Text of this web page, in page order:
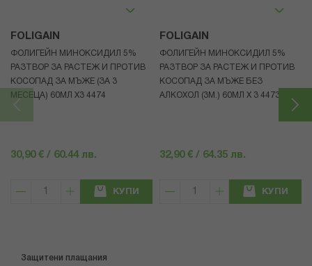
FOLIGAIN
ФОЛИГЕЙН МИНОКСИДИЛ 5%
РАЗТВОР ЗА РАСТЕЖ И ПРОТИВ
КОСОПАД ЗА МЪЖЕ (ЗА 3
МЕСЕЦА) 60МЛ X3 4474
30,90 € / 60.44 лв.
КУПИ
FOLIGAIN
ФОЛИГЕЙН МИНОКСИДИЛ 5%
РАЗТВОР ЗА РАСТЕЖ И ПРОТИВ
КОСОПАД ЗА МЪЖЕ БЕЗ
АЛКОХОЛ (3М.) 60МЛ X 3 4473
32,90 € / 64.35 лв.
КУПИ
Защитени плащания